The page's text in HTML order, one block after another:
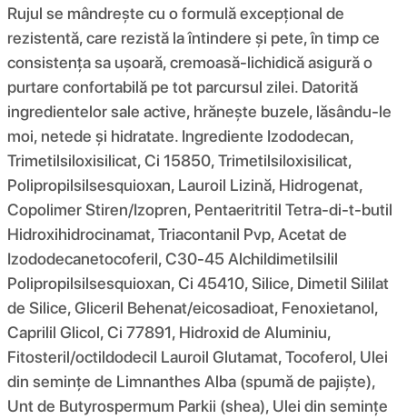
Rujul se mândrește cu o formulă excepțional de
rezistentă, care rezistă la întindere și pete, în timp ce
consistența sa ușoară, cremoasă-lichidică asigură o
purtare confortabilă pe tot parcursul zilei. Datorită
ingredientelor sale active, hrănește buzele, lăsându-le
moi, netede și hidratate. Ingrediente Izododecan,
Trimetilsiloxisilicat, Ci 15850, Trimetilsiloxisilicat,
Polipropilsilsesquioxan, Lauroil Lizină, Hidrogenat,
Copolimer Stiren/Izopren, Pentaeritritil Tetra-di-t-butil
Hidroxihidrocinamat, Triacontanil Pvp, Acetat de
Izododecanetocoferil, C30-45 Alchildimetilsilil
Polipropilsilsesquioxan, Ci 45410, Silice, Dimetil Sililat
de Silice, Gliceril Behenat/eicosadioat, Fenoxietanol,
Caprilil Glicol, Ci 77891, Hidroxid de Aluminiu,
Fitosteril/octildodecil Lauroil Glutamat, Tocoferol, Ulei
din semințe de Limnanthes Alba (spumă de pajiște),
Unt de Butyrospermum Parkii (shea), Ulei din semințe